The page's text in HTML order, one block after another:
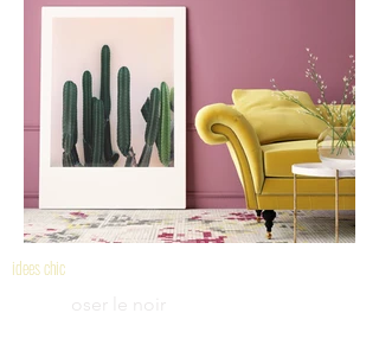
idees chic
oser le noir